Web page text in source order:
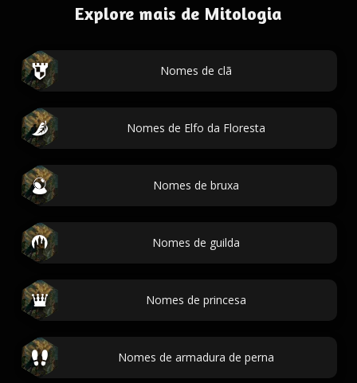
Explore mais de Mitologia
Nomes de clã
Nomes de Elfo da Floresta
Nomes de bruxa
Nomes de guilda
Nomes de princesa
Nomes de armadura de perna